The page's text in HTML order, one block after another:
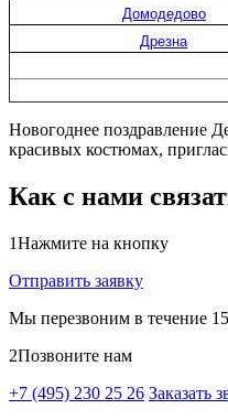
Домодедово
Дрезна
Новогоднее поздравление
красивых костюмах,
Как с нами
1Нажмите на кнопку
Отправить заявку
Мы перезвоним в течение
2Позвоните нам
+7 (495) 230 25 26 Заказать